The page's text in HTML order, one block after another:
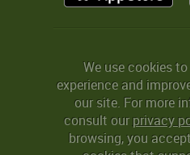
We use cookies
experience and
our site. For more
consult ourprivacy
browsing, you